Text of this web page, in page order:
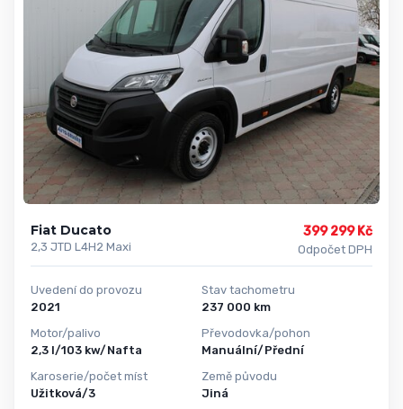
Fiat Ducato
2,3 JTD L4H2 Maxi
399 299 Kč
Odpočet DPH
Uvedení do provozu
2021
Motor/palivo
2,3 l/103 kw/Nafta
Karoserie/počet míst
Užitková/3
Stav tachometru
237 000 km
Převodovka/pohon
Manuální/Přední
Země původu
Jiná